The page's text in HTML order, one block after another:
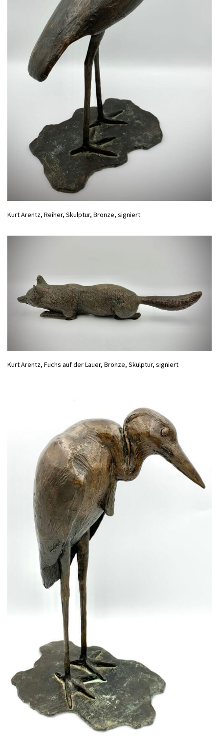
Kurt Arentz, Reiher, Skulptur, Bronze, signiert
Kurt Arentz, Fuchs auf der Lauer, Bronze, Skulptur, signiert